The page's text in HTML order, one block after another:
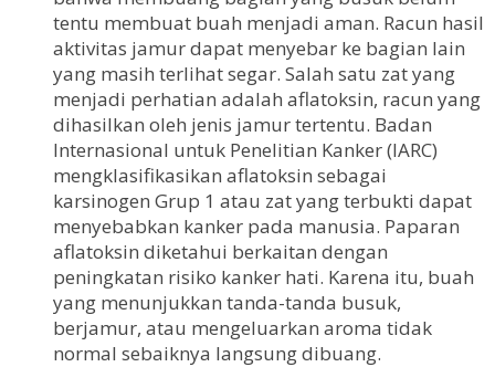
tentu membuat buah menjadi aman. Racun hasil
aktivitas jamur dapat menyebar ke bagian lain
yang masih terlihat segar. Salah satu zat yang
menjadi perhatian adalah aflatoksin, racun yang
dihasilkan oleh jenis jamur tertentu. Badan
Internasional untuk Penelitian Kanker (IARC)
mengklasifikasikan aflatoksin sebagai
karsinogen Grup 1 atau zat yang terbukti dapat
menyebabkan kanker pada manusia. Paparan
aflatoksin diketahui berkaitan dengan
peningkatan risiko kanker hati. Karena itu, buah
yang menunjukkan tanda-tanda busuk,
berjamur, atau mengeluarkan aroma tidak
normal sebaiknya langsung dibuang.